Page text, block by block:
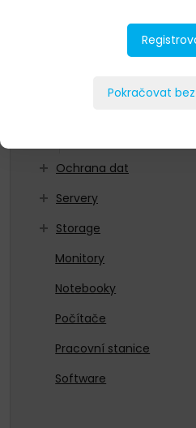
Ochrana dat
Servery
Storage
Monitory
Notebooky
Počítače
Pracovní stanice
Software
Pokračovat